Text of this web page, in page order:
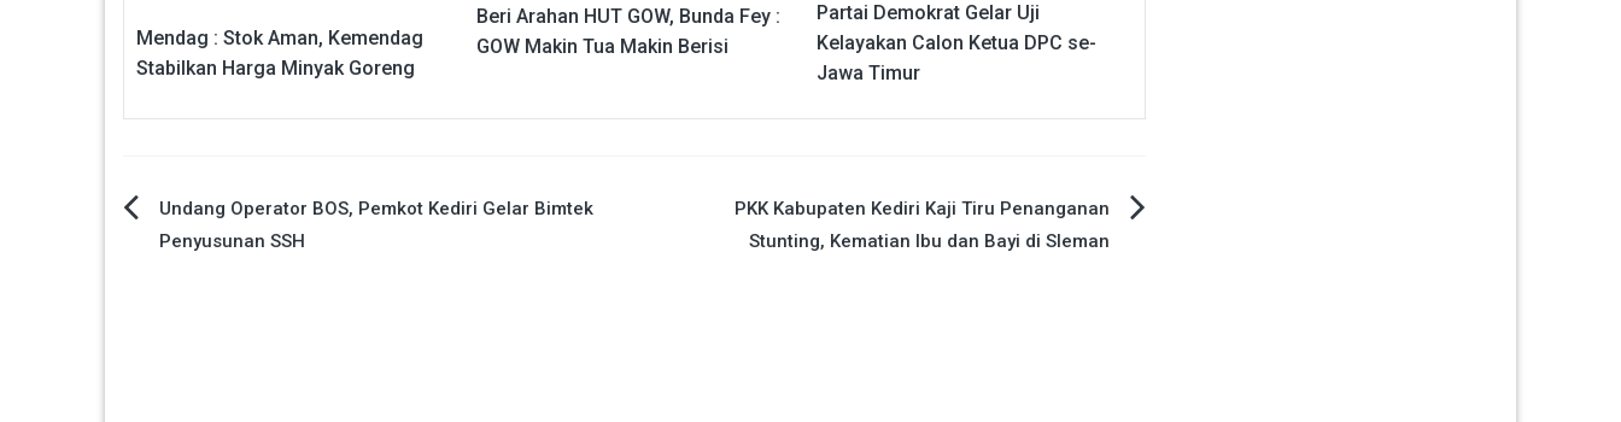
Mendag : Stok Aman, Kemendag
Stabilkan Harga Minyak Goreng
Beri Arahan HUT GOW, Bunda Fey :
GOW Makin Tua Makin Berisi
Partai Demokrat Gelar Uji
Kelayakan Calon Ketua DPC se-
Jawa Timur
Navigasi
Undang Operator BOS, Pemkot Kediri Gelar Bimtek
Penyusunan SSH
PKK Kabupaten Kediri Kaji Tiru Penanganan
Stunting, Kematian Ibu dan Bayi di Sleman